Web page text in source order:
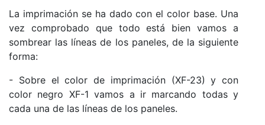
La imprimación se ha dado con el color base. Una
vez comprobado que todo está bien vamos a
sombrear las líneas de los paneles, de la siguiente
forma:
- Sobre el color de imprimación (XF-23) y con
color negro XF-1 vamos a ir marcando todas y
cada una de las líneas de los paneles.